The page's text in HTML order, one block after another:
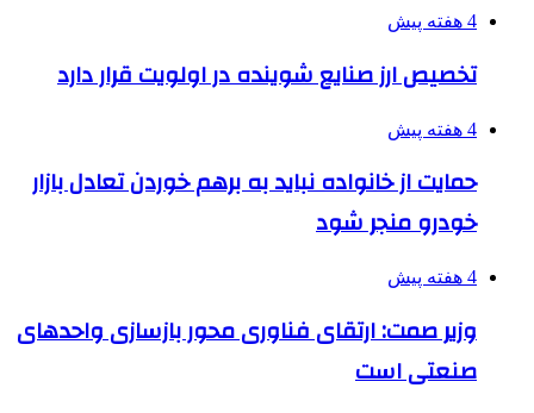
4 هفته پیش
تخصیص ارز صنایع شوینده در اولویت قرار دارد
4 هفته پیش
حمایت از خانواده نباید به برهم خوردن تعادل بازار
خودرو منجر شود
4 هفته پیش
وزیر صمت: ارتقای فناوری محور بازسازی واحدهای
صنعتی است